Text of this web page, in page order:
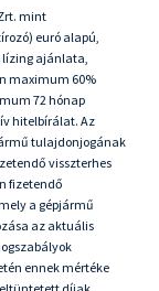
mint
euró alapú,
lízing ajánlata,
maximum 60%
72 hónap
hitelbírálat. Az
tulajdonjogának
visszterhes
fizetendő
a gépjármű
az aktuális
ennek mértéke